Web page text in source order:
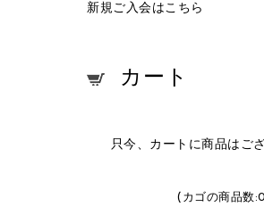
新規ご入会はこちら
カート
只今、カートに商品はご
(カゴの商品数